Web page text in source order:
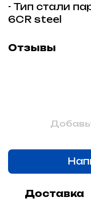
- Тип стали
6CR steel
Отзывы
Доставка